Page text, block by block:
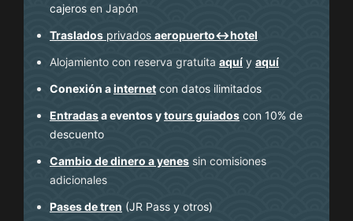
cajeros en Japón
Traslados privados aeropuerto↔hotel
Alojamiento con reserva gratuita aquí y aquí
Conexión ainternet con datos ilimitados
Entradasa eventos ytours guiados con 10% de
descuento
Cambio de dinero a yenes sin comisiones
adicionales
Pases de tren (JR Pass y otros)